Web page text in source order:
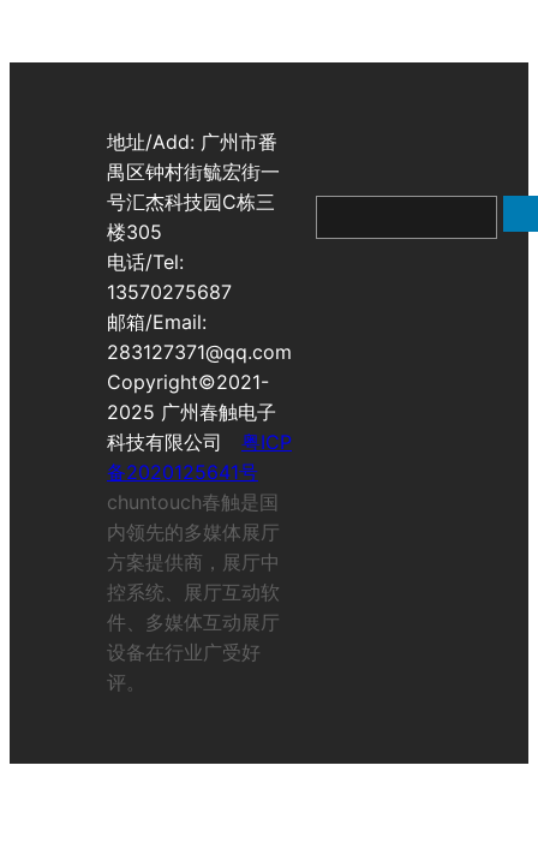
地址/Add: 广州市番
禺区钟村街毓宏街一
号汇杰科技园C栋三
楼305
电话/Tel:
13570275687
邮箱/Email:
283127371@qq.com
Copyright©2021-
2025 广州春触电子
科技有限公司 粤ICP
备2020125641号
chuntouch春触是国
内领先的多媒体展厅
方案提供商，展厅中
控系统、展厅互动软
件、多媒体互动展厅
设备在行业广受好
评。
索